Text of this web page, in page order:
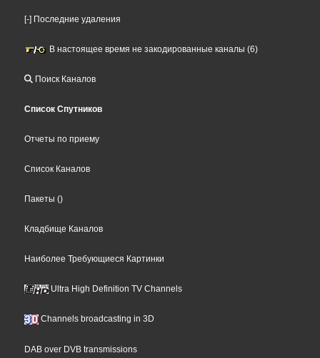
[-] Последние удаления
В настоящее время не закодированные каналы (6)
Поиск Каналов
Список Спутников
Отчеты по приему
Список Каналов
Пакеты ()
Кладбище Каналов
Наиболее Требующиеся Картинки
Ultra High Definition TV Channels
Channels broadcasting in 3D
DAB over DVB transmissions